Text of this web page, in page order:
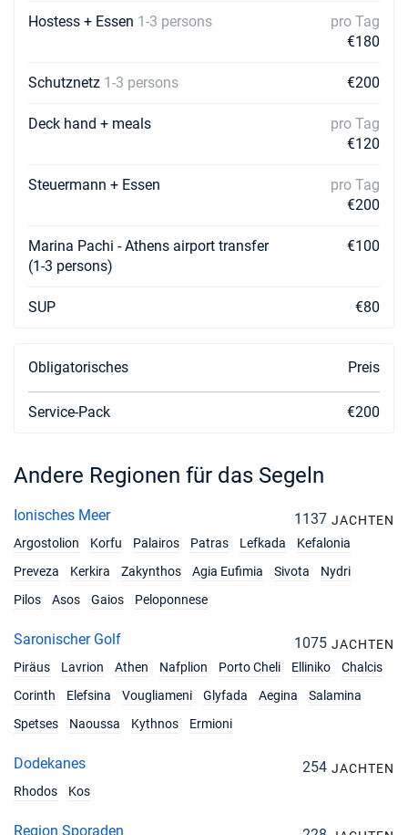
€1632
06/11/2026 - 13/11/2026 €1632
€1632
Buchen Sie diese Yacht
€1632
28/11/2026 - 05/12/2026
Buchen Sie diese Yacht
Hostess + Essen 1-3 persons
pro Tag
€180
Schutznetz 1-3 persons €200
Deck hand + meals
pro Tag
€120
Steuermann + Essen
pro Tag
€200
Marina Pachi - Athens airport transfer
(1-3 persons)
€100
SUP €80
Obligatorisches Preis
Service-Pack €200
Andere Regionen für das Segeln
Ionisches Meer 1137 JACHTEN
Argostolion
Korfu Palairos Patras Lefkada
Kefalonia
Preveza
Kerkira Zakynthos Agia Eufimia Sivota
Nydri
Pilos
Asos Gaios Peloponnese
Saronischer Golf 1075 JACHTEN
Piräus
Lavrion Athen Nafplion Porto Cheli Elliniko
Chalcis
Corinth
Elefsina Vougliameni Glyfada Aegina
Salamina
Spetses
Naoussa Kythnos Ermioni
Dodekanes 254 JACHTEN
Rhodos
Kos
Region Sporaden